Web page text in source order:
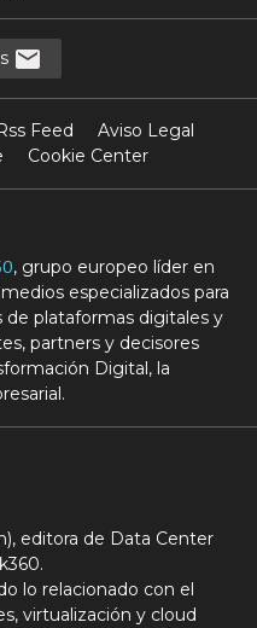
Rss Feed
Aviso Legal
Cookie Center
, grupo europeo líder en
especializados para
plataformas digitales y
partners y decisores
Digital, la
editora de Data Center
lo relacionado con el
virtualización y cloud